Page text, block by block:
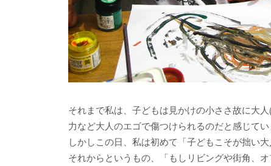
それまで私は、子どもは見かけの小ささ故に大
力など大人のエゴで傷つけられるのだと感じてい
しかしこの日、私は初めて「子どもこそが拙い
それからというもの、「もしリビングや街角、